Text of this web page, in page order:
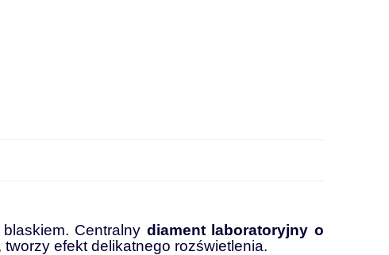
blaskiem. Centralny diament laboratoryjny o
tworzy efektdelikatnego rozświetlenia.